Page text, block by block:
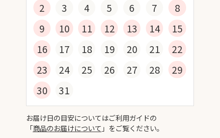
2
3 4 5 6 7
8
9
10 11 12 13 14
15
16
17 18 19 20 21
22
23
24 25 26 27 28
29
30
31
お届け日の目安についてはご利用ガイドの
「商品のお届けについて 」をご覧ください。